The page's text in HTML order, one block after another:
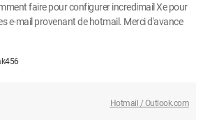
faire pour configurer incredimail Xe pour
e-mail provenant de hotmail. Merci d'avance
Hotmail / Outlook.com